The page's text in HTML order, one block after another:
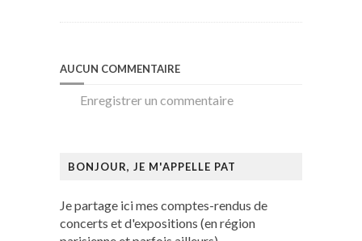
AUCUN COMMENTAIRE
Enregistrer un commentaire
BONJOUR, JE M'APPELLE PAT
Je partage ici mes comptes-rendus de
concerts et d'expositions (en région